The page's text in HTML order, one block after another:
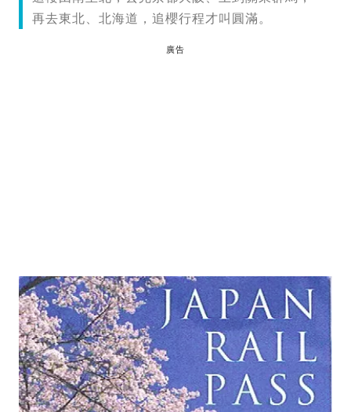
再去東北、北海道，追櫻行程才叫圓滿。
廣告